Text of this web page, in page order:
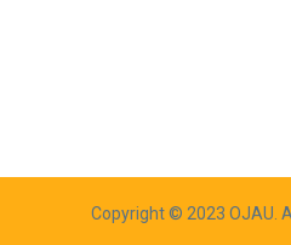
Copyright © 2023 OJAU.